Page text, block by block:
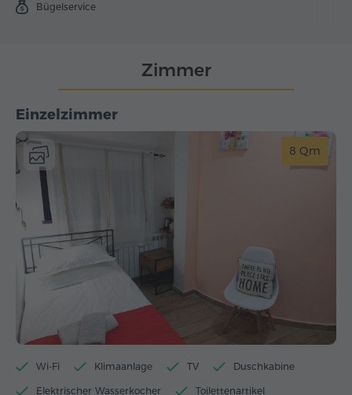
Bügelservice
Einzelzimmer
8 Qm
Wi-Fi Klimaanlage TV Duschkabine
Elektrischer Wasserkocher Toilettenartikel
Zimmer